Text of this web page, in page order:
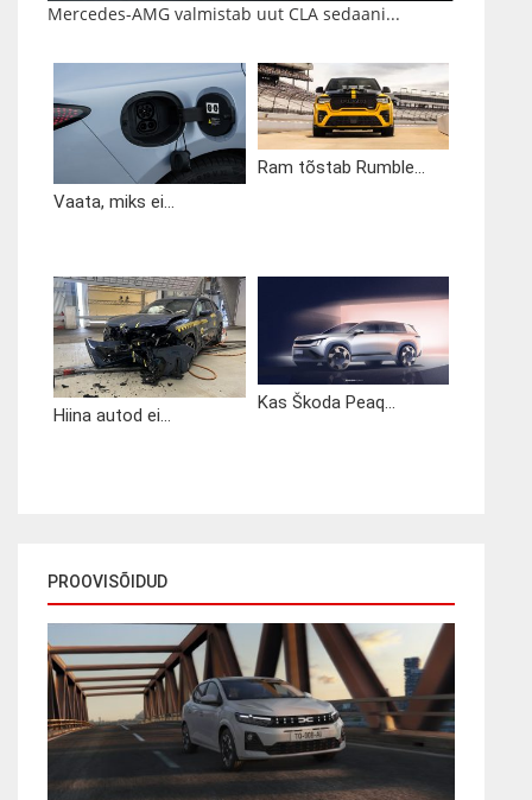
Mercedes-AMG valmistab uut CLA sedaani...
Vaata, miks ei...
Ram tõstab Rumble...
Hiina autod ei...
Kas Škoda Peaq...
PROOVISÕIDUD